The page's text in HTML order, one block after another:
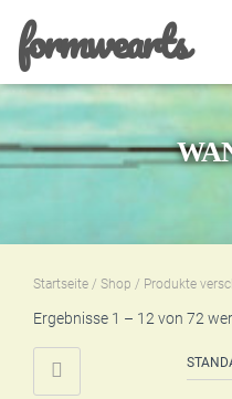
formwearts
Startseite / Shop / Produkte
Ergebnisse 1 – 12 von 72